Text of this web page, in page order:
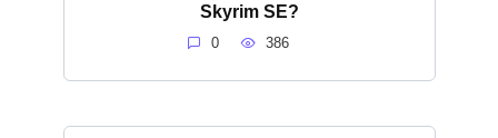
Skyrim SE?
0 386